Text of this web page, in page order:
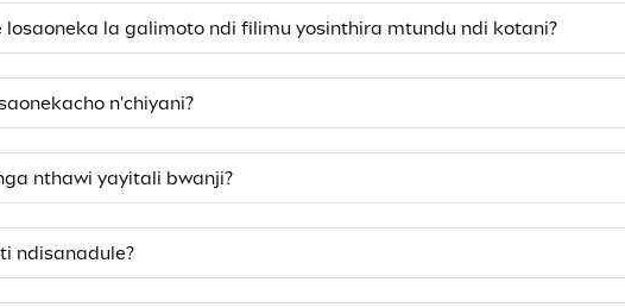
la galimoto ndi filimu yosinthira mtundu ndi kotani?
n'chiyani?
nthawi yayitali bwanji?
ndisanadule?